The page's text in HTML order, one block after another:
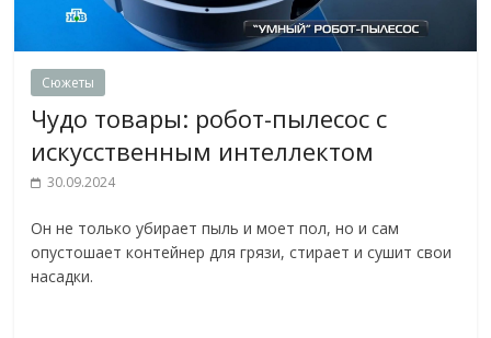
Сюжеты
Чудо товары: робот-пылесос с
искусственным интеллектом
30.09.2024
Он не только убирает пыль и моет пол, но и сам
опустошает контейнер для грязи, стирает и сушит свои
насадки.